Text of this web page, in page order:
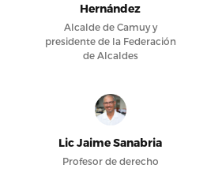
Hernández
Alcalde de Camuy y
presidente de la Federación
de Alcaldes
Lic Jaime Sanabria
Profesor de derecho